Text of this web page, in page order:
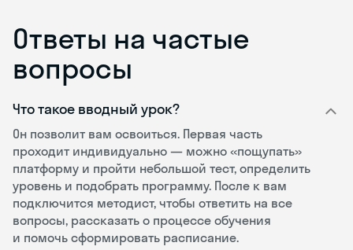
Ответы на частые
вопросы
Что такое вводный урок?
Он позволит вам освоиться. Первая часть
проходит индивидуально — можно «пощупать»
платформу и пройти небольшой тест, определить
уровень и подобрать программу. После к вам
подключится методист, чтобы ответить на все
вопросы, рассказать о процессе обучения
и помочь сформировать расписание.